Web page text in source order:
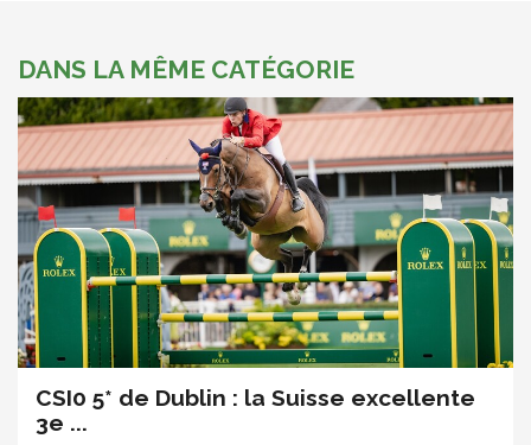
DANS LA MÊME CATÉGORIE
CSI0 5* de Dublin : la Suisse excellente
3e ...